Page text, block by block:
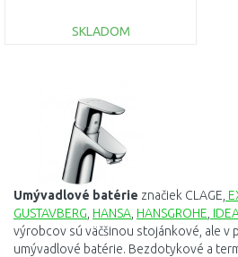
SKLADOM
Porovnať
Umývadlové batérie značiek CLAGE,
GUSTAVBERG HANSA HANSGROHE
výrobcov sú väčšinou stojánkové ale v
umývadlové batérie. Bezdotykové a